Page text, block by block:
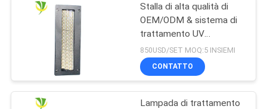
Stalla di alta qualità di
OEM/ODM & sistema di
trattamento UV
raffreddato ad acqua
sicuro di raffreddamento
ad acqua LED per la
offset
850USD/SET MOQ:5 INSIEMI
CONTATTO
Lampada di trattamento